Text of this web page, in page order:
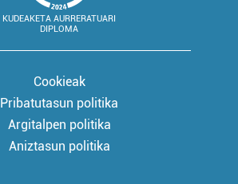
KUDEAKETA AURRERATUARI
DIPLOMA
Cookieak
Pribatutasun politika
Argitalpen politika
Aniztasun politika